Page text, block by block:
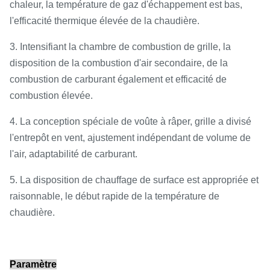
chaleur, la température de gaz d'échappement est bas,
l'efficacité thermique élevée de la chaudière.
3. Intensifiant la chambre de combustion de grille, la
disposition de la combustion d'air secondaire, de la
combustion de carburant également et efficacité de
combustion élevée.
4. La conception spéciale de voûte à râper, grille a divisé
l'entrepôt en vent, ajustement indépendant de volume de
l'air, adaptabilité de carburant.
5. La disposition de chauffage de surface est appropriée et
raisonnable, le début rapide de la température de
chaudière.
Paramètre